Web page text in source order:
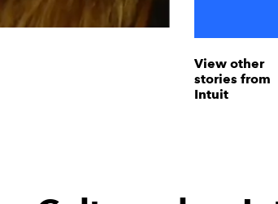
View other
stories from
Intuit